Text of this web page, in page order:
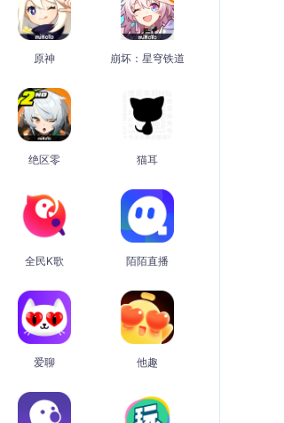
原神 崩坏：星穹铁道
绝区零 猫耳
全民K歌 陌陌直播
爱聊 他趣